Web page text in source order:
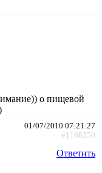
о пищевой
01/07/2010 07:21:27
#1168250
Ответить